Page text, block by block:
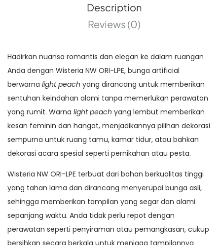
Description
Reviews (0)
Hadirkan nuansa romantis dan elegan ke dalam ruangan
Anda dengan Wisteria NW ORI-LPE, bunga artificial
berwarna light peach yang dirancang untuk memberikan
sentuhan keindahan alami tanpa memerlukan perawatan
yang rumit. Warna light peach yang lembut memberikan
kesan feminin dan hangat, menjadikannya pilihan dekorasi
sempurna untuk ruang tamu, kamar tidur, atau bahkan
dekorasi acara spesial seperti pernikahan atau pesta.
Wisteria NW ORI-LPE terbuat dari bahan berkualitas tinggi
yang tahan lama dan dirancang menyerupai bunga asli,
sehingga memberikan tampilan yang segar dan alami
sepanjang waktu. Anda tidak perlu repot dengan
perawatan seperti penyiraman atau pemangkasan, cukup
bersihkan secara berkala untuk menjaga tampilannya